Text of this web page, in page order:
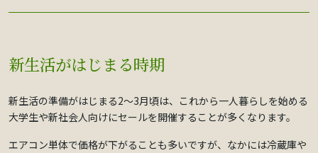
新生活がはじまる時期
新生活の準備がはじまる2～3月頃は、これから一人暮らしを始める
大学生や新社会人向けにセールを開催することが多くなります。
エアコン単体で価格が下がることも多いですが、なかには冷蔵庫や